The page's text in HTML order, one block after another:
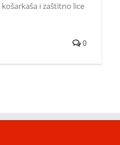
i zaštitno lice
0